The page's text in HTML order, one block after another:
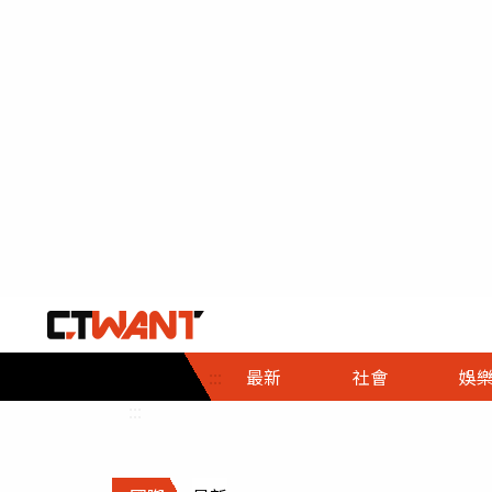
::: 最新 社會
社會首頁
時事
調查
娛樂
娛樂首頁
即時
財經首頁
熱線
政